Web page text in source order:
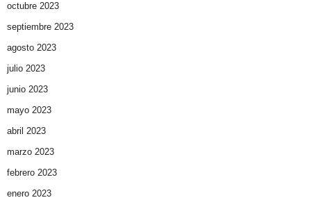
octubre 2023
septiembre 2023
agosto 2023
julio 2023
junio 2023
mayo 2023
abril 2023
marzo 2023
febrero 2023
enero 2023